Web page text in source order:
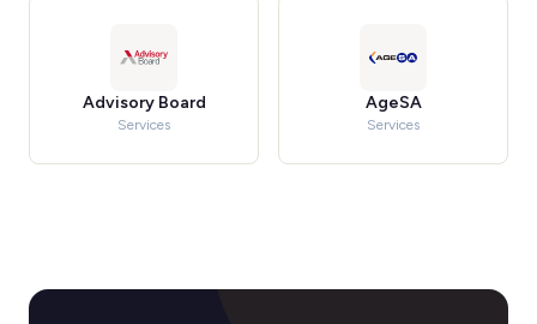
Advisory Board
Services
AgeSA
Services